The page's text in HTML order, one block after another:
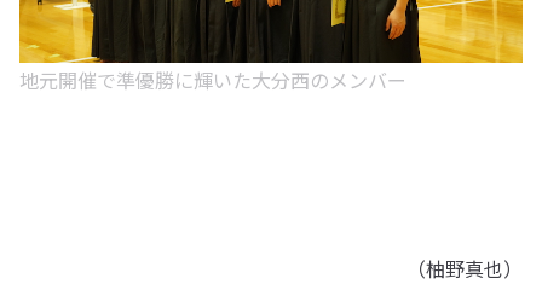
地元開催で準優勝に輝いた大分西のメンバー
（柚野真也）